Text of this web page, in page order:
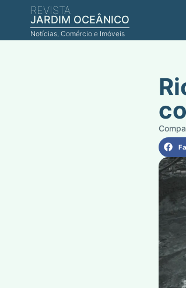
REVISTA
JARDIM OCEÂNICO
Notícias, Comércio e Imóveis